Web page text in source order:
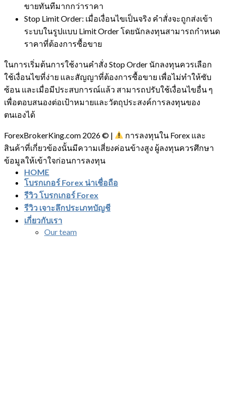
ขายทันทีมากกว่าราคา
Stop Limit Order: เมื่อเงื่อนไขเป็นจริง คำสั่งจะถูกส่งเข้า
ระบบในรูปแบบ Limit Order โดยนักลงทุนสามารถกำหนด
ราคาที่ต้องการซื้อขาย
ในการเริ่มต้นการใช้งานคำสั่ง Stop Order นักลงทุนควรเลือก
ใช้เงื่อนไขที่ง่าย และสัญญาที่ต้องการซื้อขาย เพื่อไม่ทำให้ซับ
ซ้อน และเมื่อมีประสบการณ์แล้ว สามารถปรับใช้เงื่อนไขอื่น ๆ
เพื่อตอบสนองต่อเป้าหมายและวัตถุประสงค์การลงทุนของ
ตนเองได้
ForexBrokerKing.com 2026 © |
การลงทุนใน Forex และ
สินค้าที่เกี่ยวข้องนั้นมีความเสี่ยงค่อนข้างสูง ผู้ลงทุนควรศึกษา
ข้อมูลให้เข้าใจก่อนการลงทุน
HOME
โบรกเกอร์ Forex น่าเชื่อถือ
รีวิว โบรกเกอร์ Forex
รีวิว เจาะลึกประเภทบัญชี
เกี่ยวกับเรา
Our team